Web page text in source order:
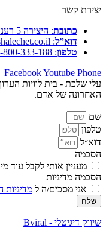
יצירת קשר
כתובת: היצירה 5 רעננה
דוא”ל: info@aleyshalechet.co.il
טלפון: 1-800-333-188
FacebookYoutube Phone
עלי שלכת - בית לוויות
האחרונה של אדם.
שם
טלפון
דוא״ל
הסכמה
מעניין אותי לקבל עוד
הסכמה מדיניות
אני מסכים/ה ל מדיניות
שלח
שיווק דיגיטלי - Bviral